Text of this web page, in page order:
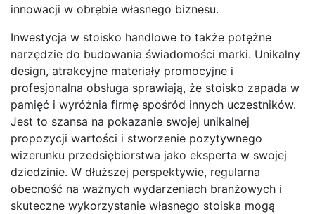
innowacji w obrębie własnego biznesu.
Inwestycja w stoisko handlowe to także potężne
narzędzie do budowania świadomości marki. Unikalny
design, atrakcyjne materiały promocyjne i
profesjonalna obsługa sprawiają, że stoisko zapada w
pamięć i wyróżnia firmę spośród innych uczestników.
Jest to szansa na pokazanie swojej unikalnej
propozycji wartości i stworzenie pozytywnego
wizerunku przedsiębiorstwa jako eksperta w swojej
dziedzinie. W dłuższej perspektywie, regularna
obecność na ważnych wydarzeniach branżowych i
skuteczne wykorzystanie własnego stoiska mogą